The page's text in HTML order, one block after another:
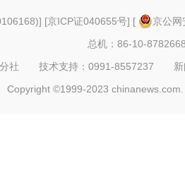
] [京ICP证040655号] [
京公
总机：86-10-
分社 技术支持：0991-8557237
Copyright ©1999-2023